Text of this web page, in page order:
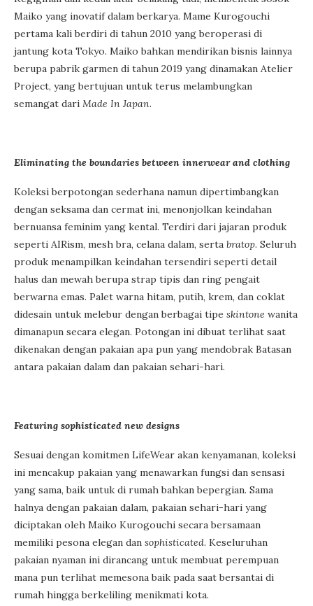
Maiko yang inovatif dalam berkarya. Mame Kurogouchi
pertama kali berdiri di tahun 2010 yang beroperasi di
jantung kota Tokyo. Maiko bahkan mendirikan bisnis lainnya
berupa pabrik garmen di tahun 2019 yang dinamakan Atelier
Project, yang bertujuan untuk terus melambungkan
semangat dari Made In Japan.
Eliminating the boundaries between innerwear and clothing
Koleksi berpotongan sederhana namun dipertimbangkan
dengan seksama dan cermat ini, menonjolkan keindahan
bernuansa feminim yang kental. Terdiri dari jajaran produk
seperti AIRism, mesh bra, celana dalam, serta bratop. Seluruh
produk menampilkan keindahan tersendiri seperti detail
halus dan mewah berupa strap tipis dan ring pengait
berwarna emas. Palet warna hitam, putih, krem, dan coklat
didesain untuk melebur dengan berbagai tipe skintone wanita
dimanapun secara elegan. Potongan ini dibuat terlihat saat
dikenakan dengan pakaian apa pun yang mendobrak Batasan
antara pakaian dalam dan pakaian sehari-hari.
Featuring sophisticated new designs
Sesuai dengan komitmen LifeWear akan kenyamanan, koleksi
ini mencakup pakaian yang menawarkan fungsi dan sensasi
yang sama, baik untuk di rumah bahkan bepergian. Sama
halnya dengan pakaian dalam, pakaian sehari-hari yang
diciptakan oleh Maiko Kurogouchi secara bersamaan
memiliki pesona elegan dan sophisticated. Keseluruhan
pakaian nyaman ini dirancang untuk membuat perempuan
mana pun terlihat memesona baik pada saat bersantai di
rumah hingga berkeliling menikmati kota.